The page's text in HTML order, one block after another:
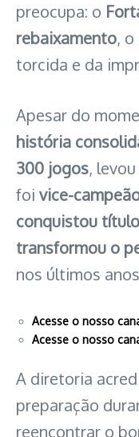
preocupa: o
rebaixamento,
torcida e da
Apesar do
história
300 jogos,
foi vice-
conquistou
transformou o
nos últimos
Acesse o nosso
Acesse o nosso
A diretoria
preparação
reencontrar o